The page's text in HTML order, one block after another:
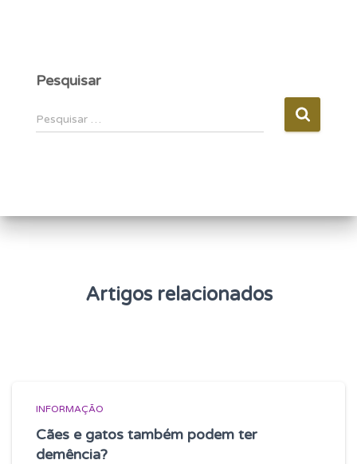
Pesquisar
e
s
Pesquisar …
Artigos relacionados
INFORMAÇÃO
Cães e gatos também podem ter
demência?